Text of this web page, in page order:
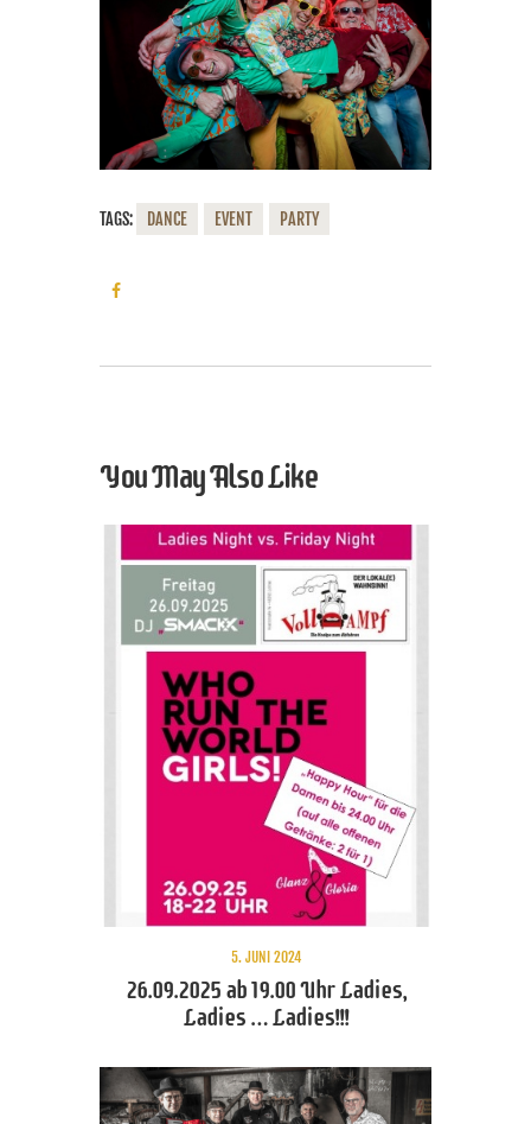
TAGS: DANCE EVENT PARTY
You May Also Like
5. JUNI 2024
26.09.2025 ab 19.00 Uhr Ladies,
Ladies … Ladies!!!